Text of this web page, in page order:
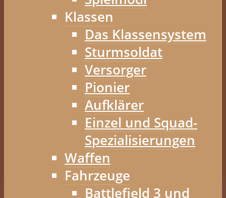
Klassen
Das Klassensystem
Sturmsoldat
Versorger
Pionier
Aufklärer
Einzel und Squad-
Spezialisierungen
Waffen
Fahrzeuge
Battlefield 3 und